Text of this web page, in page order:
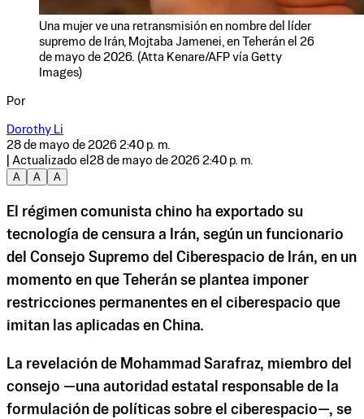
Una mujer ve una retransmisión en nombre del líder
supremo de Irán, Mojtaba Jamenei, en Teherán el 26
de mayo de 2026. (Atta Kenare/AFP vía Getty
Images)
Por
Dorothy Li
28 de mayo de 2026 2:40 p. m.
| Actualizado el 28 de mayo de 2026 2:40 p. m.
A
A A
El régimen comunista chino ha exportado su
tecnología de censura a Irán, según un funcionario
del Consejo Supremo del Ciberespacio de Irán, en un
momento en que Teherán se plantea imponer
restricciones permanentes en el ciberespacio que
imitan las aplicadas en China.
La revelación de Mohammad Sarafraz, miembro del
consejo —una autoridad estatal responsable de la
formulación de políticas sobre el ciberespacio—, se